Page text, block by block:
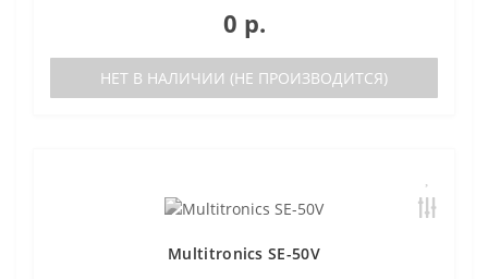
0 р.
НЕТ В НАЛИЧИИ (НЕ ПРОИЗВОДИТСЯ)
Multitronics SE-50V